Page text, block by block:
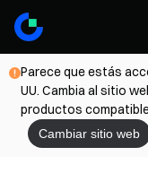
Parece que estás
UU. Cambia al sitio
productos
Cambiar sitio web